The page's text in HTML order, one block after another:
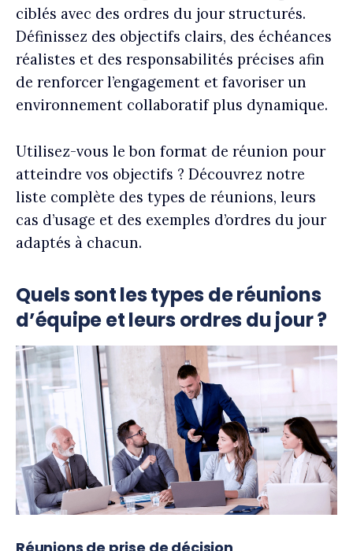
ciblés avec des ordres du jour structurés.
Définissez des objectifs clairs, des échéances
réalistes et des responsabilités précises afin
de renforcer l’engagement et favoriser un
environnement collaboratif plus dynamique.
Utilisez-vous le bon format de réunion pour
atteindre vos objectifs ? Découvrez notre
liste complète des types de réunions, leurs
cas d’usage et des exemples d’ordres du jour
adaptés à chacun.
Quels sont les types de réunions
d’équipe et leurs ordres du jour ?